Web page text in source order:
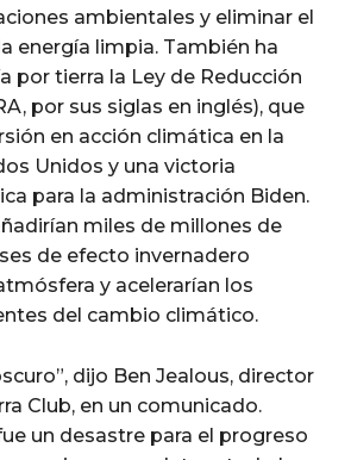
ambientales y eliminar el
energía limpia. También ha
por tierra la Ley de Reducción
por sus siglas en inglés), que
en acción climática en la
Unidos y una victoria
para la administración Biden.
miles de millones de
de efecto invernadero
y acelerarían los
del cambio climático.
dijo Ben Jealous, director
Club, en un comunicado.
un desastre para el progreso